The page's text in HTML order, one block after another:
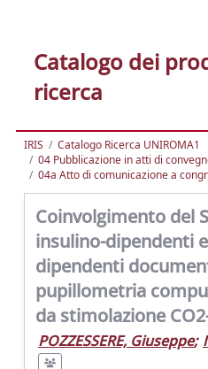
Catalogo dei
ricerca
IRIS
Catalogo Ricerca UNIROMA1
04 Pubblicazione in atti di
04a Atto di comunicazione a
Coinvolgimento del
insulino-dipendenti
dipendenti
pupillometria
da stimolazione
POZZESSERE, Giuseppe;